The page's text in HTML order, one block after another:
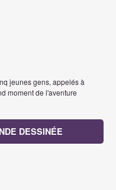
jeunes gens, appelés à
moment de l'aventure
DESSINÉE